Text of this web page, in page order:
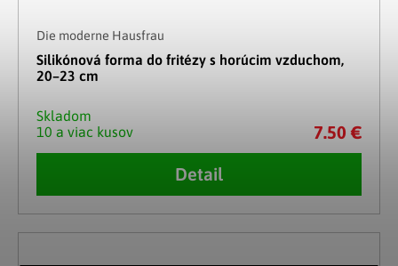
Die moderne Hausfrau
Silikónová forma do fritézy s horúcim vzduchom,
20–23 cm
Skladom
10 a viac kusov
7.50 €
Detail